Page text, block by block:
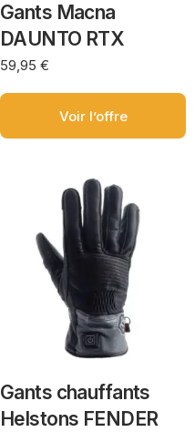
Gants Macna
DAUNTO RTX
59,95 €
Voir l’offre
Gants chauffants
Helstons FENDER